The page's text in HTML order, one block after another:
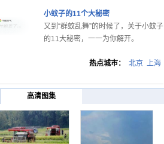
小蚊子的11个大秘密
又到“群蚊乱舞”的时候了，关于小蚊子
的11大秘密，一一为你解开。
热点城市： 北京 上海
高清图集